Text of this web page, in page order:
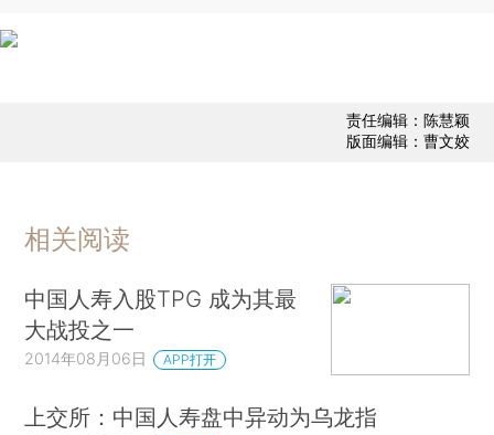
责任编辑：陈慧颖
版面编辑：曹文姣
相关阅读
中国人寿入股TPG 成为其最
大战投之一
2014年08月06日 APP打开
上交所：中国人寿盘中异动为乌龙指